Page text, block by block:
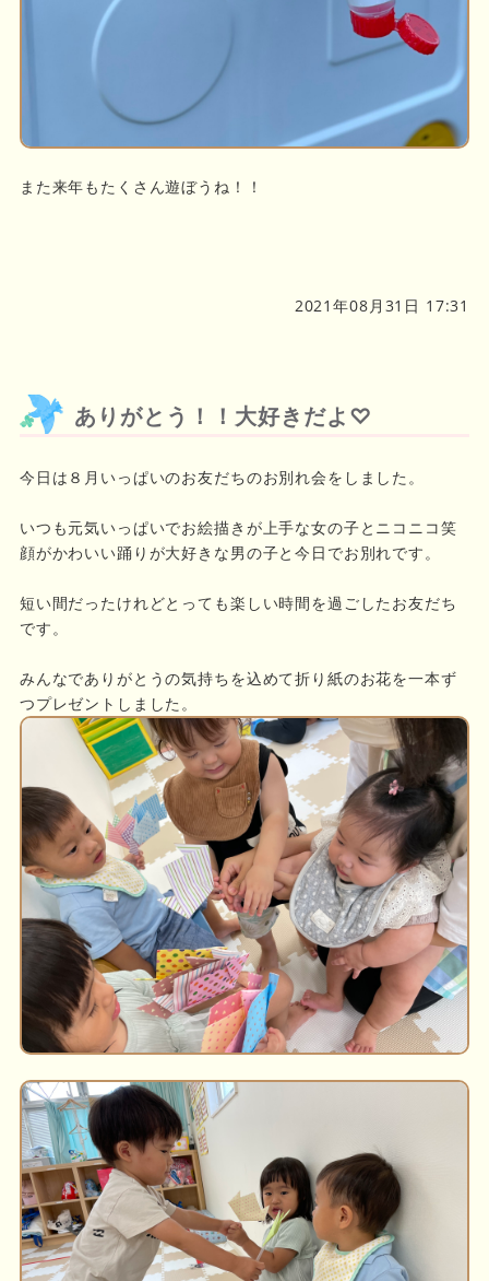
また来年もたくさん遊ぼうね！！
2021年08月31日 17:31
ありがとう！！大好きだよ♡
今日は８月いっぱいのお友だちのお別れ会をしました。
いつも元気いっぱいでお絵描きが上手な女の子とニコニコ笑
顔がかわいい踊りが大好きな男の子と今日でお別れです。
短い間だったけれどとっても楽しい時間を過ごしたお友だち
です。
みんなでありがとうの気持ちを込めて折り紙のお花を一本ず
つプレゼントしました。